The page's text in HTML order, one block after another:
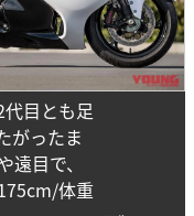
目とも足
がったま
目で、
体重